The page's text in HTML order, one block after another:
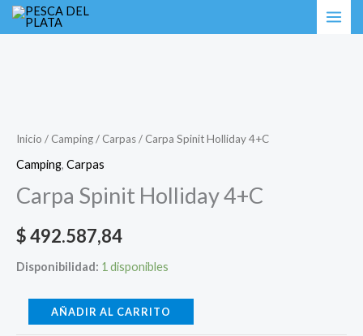
al
Inicio / Camping/ Carpas/ Carpa Spinit Holliday 4+C
Camping, Carpas
Carpa Spinit Holliday 4+C
$492.587,84
Disponibilidad: 1 disponibles
Carpa
AÑADIR AL CARRITO